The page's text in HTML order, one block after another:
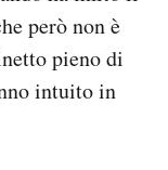
però non è
pieno di
intuito in